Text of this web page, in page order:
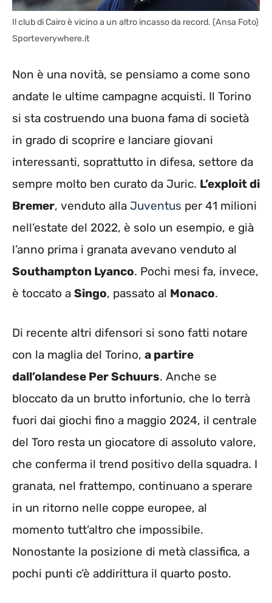
Il club di Cairo è vicino a un altro incasso da record. (Ansa Foto)
Sporteverywhere.it
Non è una novità, se pensiamo a come sono
andate le ultime campagne acquisti. Il Torino
si sta costruendo una buona fama di società
in grado di scoprire e lanciare giovani
interessanti, soprattutto in difesa, settore da
sempre molto ben curato da Juric. L’exploit di
Bremer, venduto alla Juventus per 41 milioni
nell’estate del 2022, è solo un esempio, e già
l’anno prima i granata avevano venduto al
Southampton Lyanco. Pochi mesi fa, invece,
è toccato a Singo, passato al Monaco.
Di recente altri difensori si sono fatti notare
con la maglia del Torino, a partire
dall’olandese Per Schuurs. Anche se
bloccato da un brutto infortunio, che lo terrà
fuori dai giochi fino a maggio 2024, il centrale
del Toro resta un giocatore di assoluto valore,
che conferma il trend positivo della squadra. I
granata, nel frattempo, continuano a sperare
in un ritorno nelle coppe europee, al
momento tutt’altro che impossibile.
Nonostante la posizione di metà classifica, a
pochi punti c’è addirittura il quarto posto.